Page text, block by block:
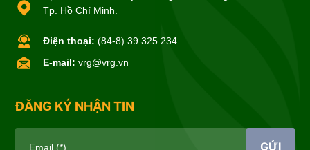
Tp. Hồ Chí Minh.
Điện thoại: (84-8) 39 325 234
E-mail: vrg@vrg.vn
ĐĂNG KÝ NHẬN TIN
Email (*) GỬI